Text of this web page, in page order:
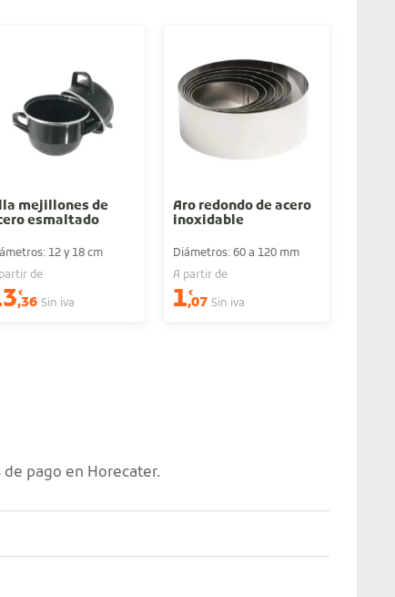
mejillones de
esmaltado
12 y 18 cm
de
€
,36 Sin iva
Aro redondo de acero
inoxidable
Diámetros: 60 a 120 mm
A partir de
1€
,07 Sin iva
pago en Horecater.